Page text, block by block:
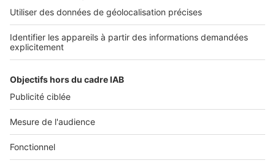
Actualités pro
Nous contacter
Connexion à My SeLoger Pro
Espace Presse